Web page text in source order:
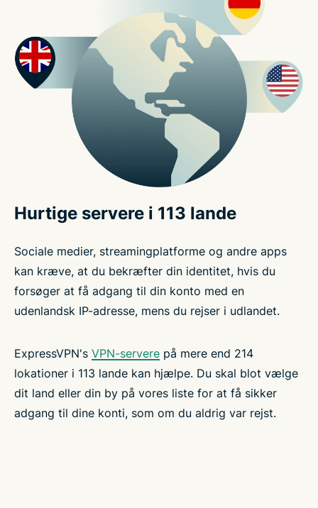
Hurtige servere i 113 lande
Sociale medier, streamingplatforme og andre apps
kan kræve, at du bekræfter din identitet, hvis du
forsøger at få adgang til din konto med en
udenlandsk IP-adresse, mens du rejser i udlandet.
ExpressVPN's VPN-servere på mere end 214
lokationer i 113 lande kan hjælpe. Du skal blot vælge
dit land eller din by på vores liste for at få sikker
adgang til dine konti, som om du aldrig var rejst.